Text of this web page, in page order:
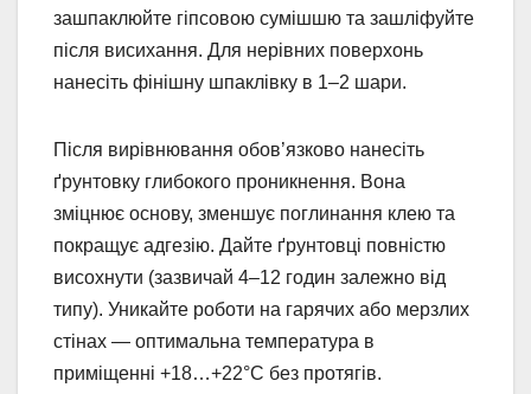
зашпаклюйте гіпсовою сумішшю та зашліфуйте
після висихання. Для нерівних поверхонь
нанесіть фінішну шпаклівку в 1–2 шари.
Після вирівнювання обов’язково нанесіть
ґрунтовку глибокого проникнення. Вона
зміцнює основу, зменшує поглинання клею та
покращує адгезію. Дайте ґрунтовці повністю
висохнути (зазвичай 4–12 годин залежно від
типу). Уникайте роботи на гарячих або мерзлих
стінах — оптимальна температура в
приміщенні +18…+22°C без протягів.